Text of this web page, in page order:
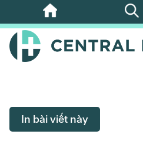
Bỏ
qua
nội
In bài viết này